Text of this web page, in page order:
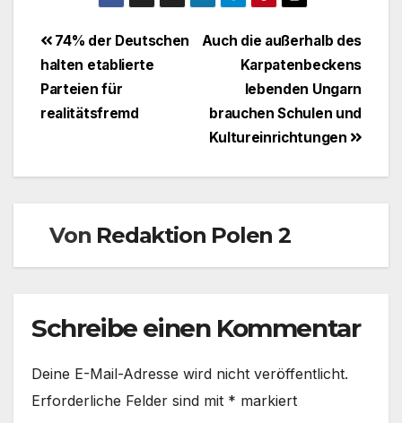
Beitragsnavigation
Auch die außerhalb des
Karpatenbeckens
lebenden Ungarn
brauchen Schulen und
Kultureinrichtungen
74% der Deutschen
halten etablierte
Parteien für
realitätsfremd
Von Redaktion Polen 2
Schreibe einen Kommentar
Deine E-Mail-Adresse wird nicht veröffentlicht.
Erforderliche Felder sind mit * markiert